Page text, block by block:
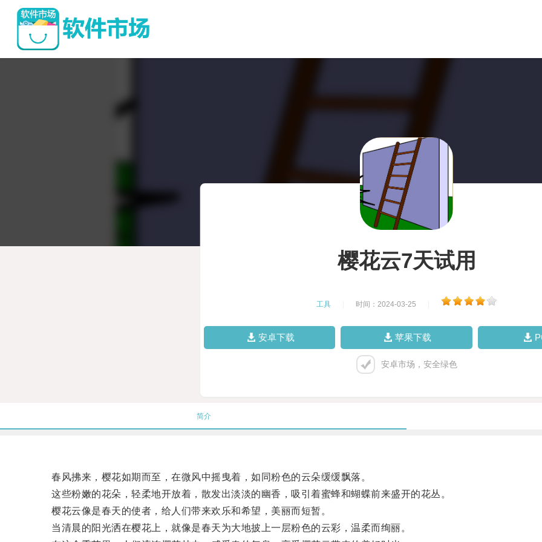
樱花云7天试用
工具 时间：2024-03-25
安卓下载 苹果下载
安卓市场，安全绿色
简介
春风拂来，樱花如期而至，在微风中摇曳着，如同粉色的云朵缓缓飘落。
这些粉嫩的花朵，轻柔地开放着，散发出淡淡的幽香，吸引着蜜蜂和蝴蝶前来盛开的花丛。
樱花云像是春天的使者，给人们带来欢乐和希望，美丽而短暂。
当清晨的阳光洒在樱花上，就像是春天为大地披上一层粉色的云彩，温柔而绚丽。